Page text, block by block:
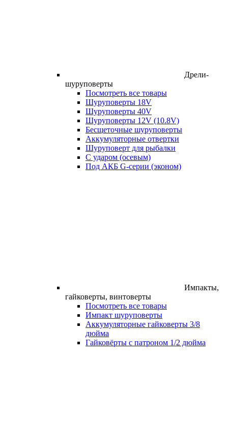
Дрели-
шуруповерты
Посмотреть все товары
Шуруповерты 18V
Шуруповерты 40V
Шуруповерты 12V (10.8V)
Бесщеточные шуруповерты
Аккумуляторные отвертки
Шуруповерт для рыбалки
С ударом (осевым)
Под АКБ G-серии (эконом)
Импакты,
гайковерты, винтоверты
Посмотреть все товары
Импакт шуруповерты
Аккумуляторные гайковерты 3/8
дюйма
Гайковёрты с патроном 1/2 дюйма